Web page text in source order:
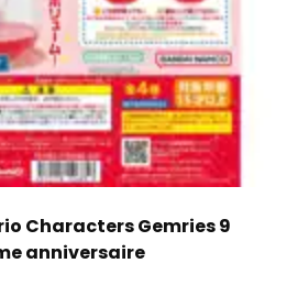
Characters Gemries 9
anniversaire